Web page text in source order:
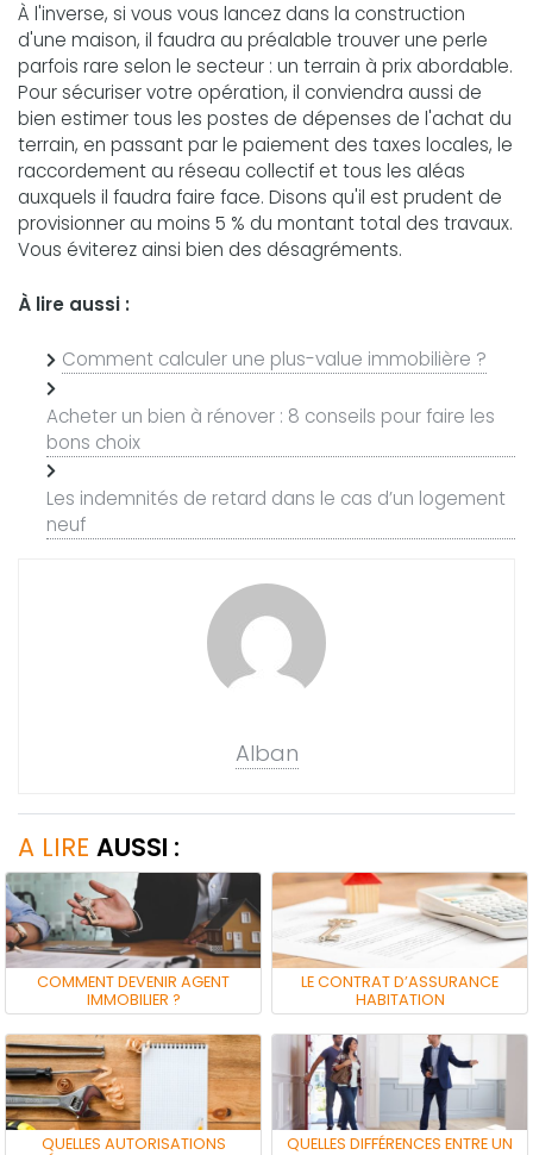
À l'inverse, si vous vous lancez dans la construction
d'une maison, il faudra au préalable trouver une perle
parfois rare selon le secteur : un terrain à prix abordable.
Pour sécuriser votre opération, il conviendra aussi de
bien estimer tous les postes de dépenses de l'achat du
terrain, en passant par le paiement des taxes locales, le
raccordement au réseau collectif et tous les aléas
auxquels il faudra faire face. Disons qu'il est prudent de
provisionner au moins 5 % du montant total des travaux.
Vous éviterez ainsi bien des désagréments.
À lire aussi :
Comment calculer une plus-value immobilière ?
Acheter un bien à rénover : 8 conseils pour faire les
bons choix
Les indemnités de retard dans le cas d’un logement
neuf
Alban
A LIRE AUSSI :
COMMENT DEVENIR AGENT
IMMOBILIER ?
LE CONTRAT D’ASSURANCE
HABITATION
QUELLES AUTORISATIONS
QUELLES DIFFÉRENCES ENTRE UN